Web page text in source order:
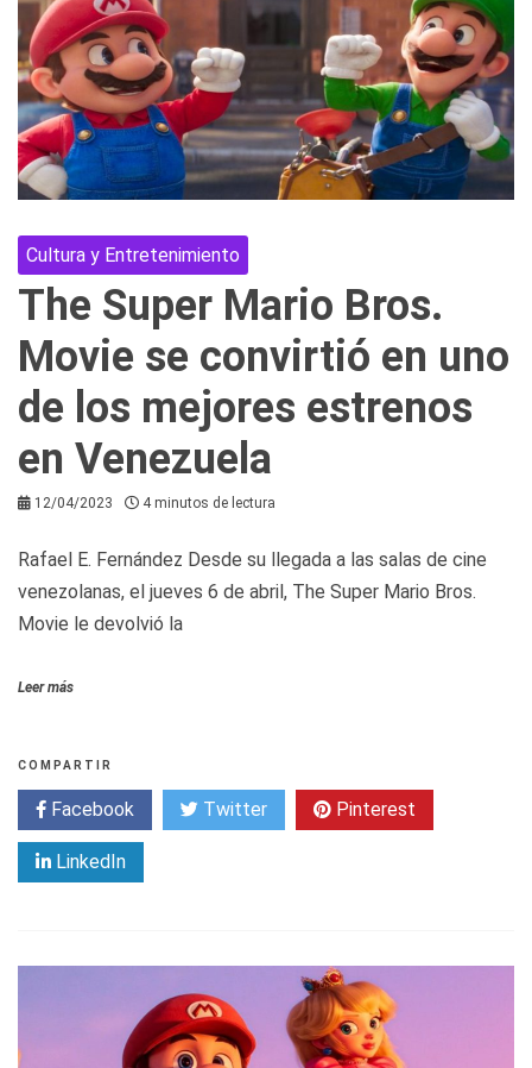
Cultura y Entretenimiento
The Super Mario Bros.
Movie se convirtió en uno
de los mejores estrenos
en Venezuela
12/04/2023 4 minutos de lectura
Rafael E. Fernández Desde su llegada a las salas de cine
venezolanas, el jueves 6 de abril, The Super Mario Bros.
Movie le devolvió la
Leer más
COMPARTIR
Facebook Twitter Pinterest
LinkedIn